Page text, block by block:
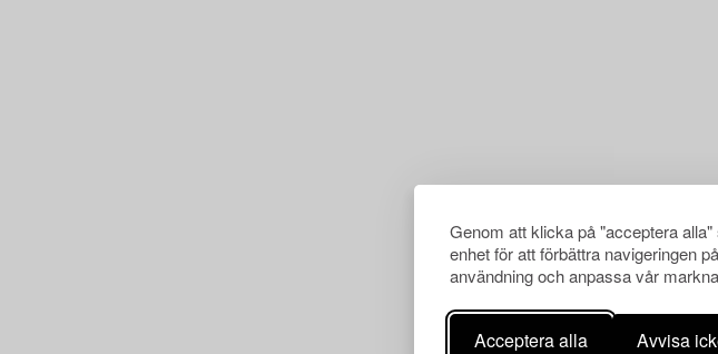
Genom att klicka på "acceptera
enhet för att förbättra navigeringen
användning och anpassa vår
Acceptera alla Avvisa